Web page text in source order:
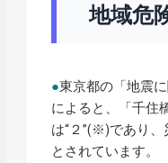
地域危
●東京都の「地震
によると、「千住
は“２”(※)であり
とされています。